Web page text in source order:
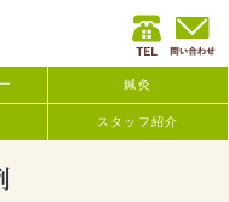
鍼灸
スタッフ紹介